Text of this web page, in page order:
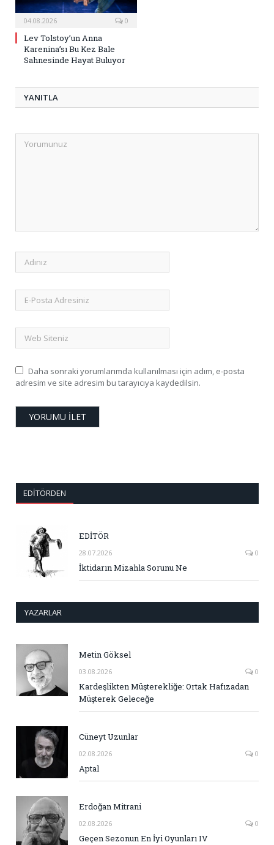
04.08.2026 0
Lev Tolstoy’un Anna
Karenina’sı Bu Kez Bale
Sahnesinde Hayat Buluyor
YANITLA
Daha sonraki yorumlarımda kullanılması için adım, e-posta
adresim ve site adresim bu tarayıcıya kaydedilsin.
EDITÖRDEN
EDİTÖR
28.07.2026 0
İktidarın Mizahla Sorunu Ne
YAZARLAR
Metin Göksel
03.08.2026 0
Kardeşlikten Müşterekliğe: Ortak Hafızadan
Müşterek Geleceğe
Cüneyt Uzunlar
02.08.2026 0
Aptal
Erdoğan Mitrani
02.08.2026 0
Geçen Sezonun En İyi Oyunları IV